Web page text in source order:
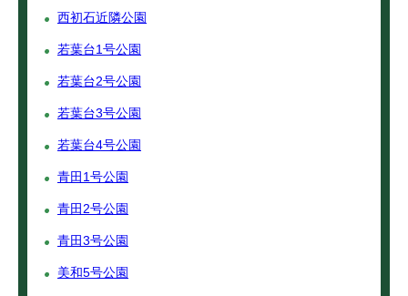
西初石近隣公園
若葉台1号公園
若葉台2号公園
若葉台3号公園
若葉台4号公園
青田1号公園
青田2号公園
青田3号公園
美和5号公園